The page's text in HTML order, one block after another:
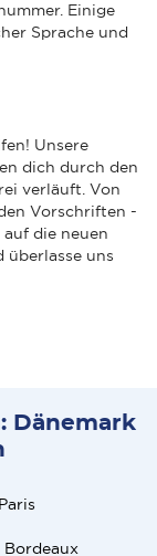
Einige
Sprache und
Unsere
dich durch den
verläuft. Von
Vorschriften -
die neuen
überlasse uns
Dänemark